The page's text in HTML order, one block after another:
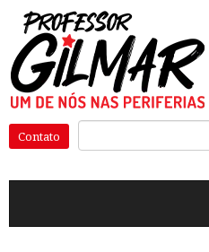
Pular
para
o
conteúdo
Contato